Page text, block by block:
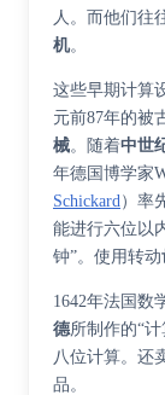
人。而他们往
机。
这些早期计算
元前87年的被
械。随着中世
年德国博学家
Schickard ） 率
能进行六位以
钟”。使用转动
1642年法国数
德所制作的“
八位计算。还
品。